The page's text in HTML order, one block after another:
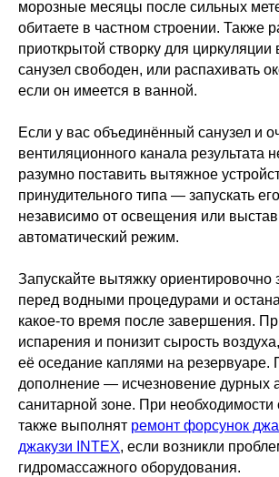
морозные месяцы после сильных
обитаете в частном строении. Также
приоткрытой створку для циркуляции
санузел свободен, или распахивать
если он имеется в ванной.
Если у вас объединённый санузел и
вентиляционного канала результата
разумно поставить вытяжное
принудительного типа — запускать
независимо от освещения или
автоматический режим.
Запускайте вытяжку ориентировочно
перед водными процедурами и
какое-то время после завершения.
испарения и понизит сырость
её оседание каплями на резервуаре.
дополнение — исчезновение дурных
санитарной зоне. При необходимости
также выполнят ремонт форсунок
джакузи INTEX, если возникли
гидромассажного оборудования.